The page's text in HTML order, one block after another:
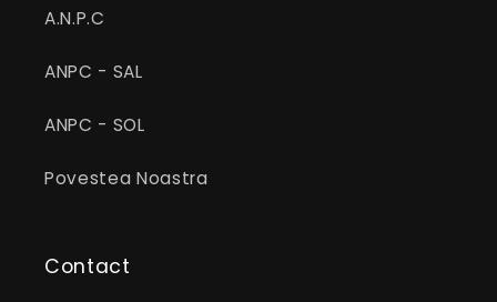
A.N.P.C
ANPC - SAL
ANPC - SOL
Povestea Noastra
Contact